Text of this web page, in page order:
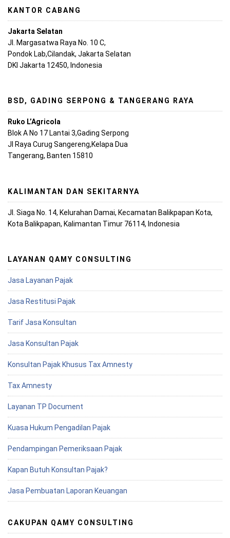
KANTOR CABANG
Jakarta Selatan
Jl. Margasatwa Raya No. 10 C,
Pondok Lab,Cilandak, Jakarta Selatan
DKI Jakarta 12450, Indonesia
BSD, GADING SERPONG & TANGERANG RAYA
Ruko L’Agricola
Blok A No 17 Lantai 3,Gading Serpong
Jl Raya Curug Sangereng,Kelapa Dua
Tangerang, Banten 15810
KALIMANTAN DAN SEKITARNYA
Jl. Siaga No. 14, Kelurahan Damai, Kecamatan Balikpapan Kota,
Kota Balikpapan, Kalimantan Timur 76114, Indonesia
LAYANAN QAMY CONSULTING
Jasa Layanan Pajak
Jasa Restitusi Pajak
Tarif Jasa Konsultan
Jasa Konsultan Pajak
Konsultan Pajak Khusus Tax Amnesty
Tax Amnesty
Layanan TP Document
Kuasa Hukum Pengadilan Pajak
Pendampingan Pemeriksaan Pajak
Kapan Butuh Konsultan Pajak?
Jasa Pembuatan Laporan Keuangan
CAKUPAN QAMY CONSULTING